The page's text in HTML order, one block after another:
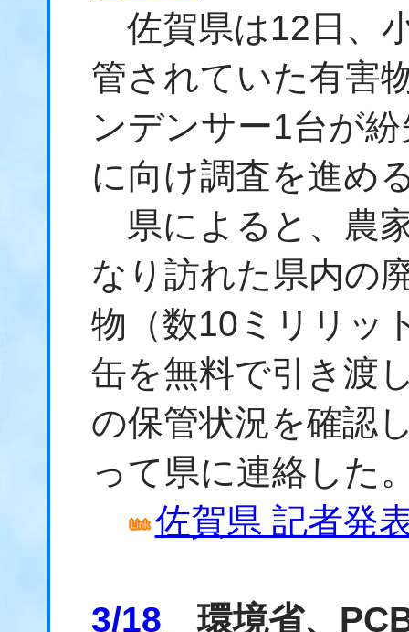
佐賀県は12日、
管されていた有害
ンデンサー1台が
に向け調査を進め
県によると、農
なり訪れた県内の
物（数10ミリリッ
缶を無料で引き渡
の保管状況を確認
って県に連絡した
佐賀県 記者発
3/18 環境省、